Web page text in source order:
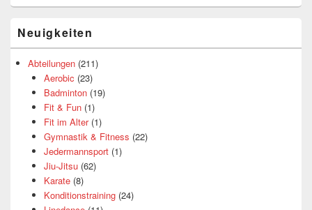
Neuigkeiten
Abteilungen (211)
Aerobic (23)
Badminton(19)
Fit & Fun(1)
Fit im Alter(1)
Gymnastik & Fitness (22)
Jedermannsport(1)
Jiu-Jitsu(62)
Karate(8)
Konditionstraining(24)